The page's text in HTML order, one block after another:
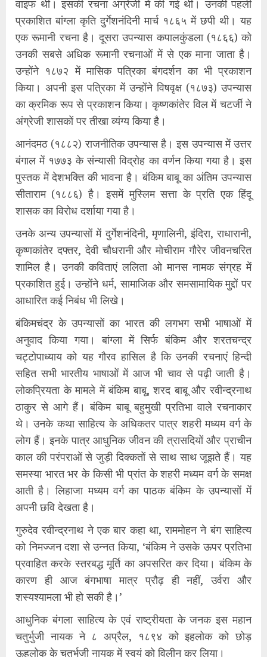
वाइफ थी। इसकी रचना अंग्रेजी में की गई थी। उनकी पहली
प्रकाशित बांग्ला कृति दुर्गेशनंदिनी मार्च १८६५ में छपी थी। यह
एक रूमानी रचना है। दूसरा उपन्यास कपालकुंडला (१८६६) को
उनकी सबसे अधिक रूमानी रचनाओं में से एक माना जाता है।
उन्होंने १८७२ में मासिक पत्रिका बंगदर्शन का भी प्रकाशन
किया। अपनी इस पत्रिका में उन्होंने विषवृक्ष (१८७३) उपन्यास
का क्रमिक रूप से प्रकाशन किया। कृष्णकांतेर विल में चटर्जी ने
अंग्रेजी शासकों पर तीखा व्यंग्य किया है।
आनंदमठ (१८८२) राजनीतिक उपन्यास है। इस उपन्यास में उत्तर
बंगाल में १७७३ के संन्यासी विद्रोह का वर्णन किया गया है। इस
पुस्तक में देशभक्ति की भावना है। बंकिम बाबू का अंतिम उपन्यास
सीताराम (१८८६) है। इसमें मुस्लिम सत्ता के प्रति एक हिंदू
शासक का विरोध दर्शाया गया है।
उनके अन्य उपन्यासों में दुर्गेशनंदिनी, मृणालिनी, इंदिरा, राधारानी,
कृष्णकांतेर दफ्तर, देवी चौधरानी और मोचीराम गौरेर जीवनचरित
शामिल है। उनकी कविताएं ललिता ओ मानस नामक संग्रह में
प्रकाशित हुई। उन्होंने धर्म, सामाजिक और समसामायिक मुद्दों पर
आधारित कई निबंध भी लिखे।
बंकिमचंद्र के उपन्यासों का भारत की लगभग सभी भाषाओं में
अनुवाद किया गया। बांग्ला में सिर्फ बंकिम और शरतचन्द्र
चट्टोपाध्याय को यह गौरव हासिल है कि उनकी रचनाएं हिन्दी
सहित सभी भारतीय भाषाओं में आज भी चाव से पढ़ी जाती है।
लोकप्रियता के मामले में बंकिम बाबू, शरद बाबू और रवीन्द्रनाथ
ठाकुर से आगे हैं। बंकिम बाबू बहुमुखी प्रतिभा वाले रचनाकार
थे। उनके कथा साहित्य के अधिकतर पात्र शहरी मध्यम वर्ग के
लोग हैं। इनके पात्र आधुनिक जीवन की त्रासदियों और प्राचीन
काल की परंपराओं से जुड़ी दिक्कतों से साथ साथ जूझते हैं। यह
समस्या भारत भर के किसी भी प्रांत के शहरी मध्यम वर्ग के समक्ष
आती है। लिहाजा मध्यम वर्ग का पाठक बंकिम के उपन्यासों में
अपनी छवि देखता है।
गुरुदेव रवीन्द्रनाथ ने एक बार कहा था, राममोहन ने बंग साहित्य
को निमज्जन दशा से उन्नत किया, ‘बंकिम ने उसके ऊपर प्रतिभा
प्रवाहित करके स्तरबद्ध मूर्ति का अपसरित कर दिया। बंकिम के
कारण ही आज बंगभाषा मात्र प्रौढ़ ही नहीं, उर्वरा और
शस्यश्यामला भी हो सकी है।’
आधुनिक बंगला साहित्य के एवं राष्ट्रीयता के जनक इस महान
चतुर्भुजी नायक ने ८ अप्रैल, १८९४ को इहलोक को छोड़
ऊहलोक के चतुर्भुजी नायक में स्वयं को विलीन कर लिया।